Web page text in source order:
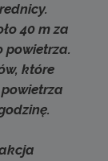
40 m za
powietrza.
które